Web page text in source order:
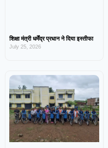
शिक्षा मंत्री धर्मेंद्र प्रधान ने दिया इस्तीफा
July 25, 2026